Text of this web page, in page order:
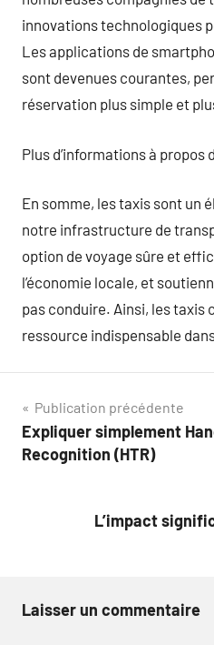
innovations technologiques
Les applications de
sont devenues courantes,
réservation plus simple et
Plus d’informations à propos
En somme, les taxis sont un
notre infrastructure de
option de voyage sûre et
l’économie locale, et
pas conduire. Ainsi, les taxis
ressource indispensable
Navigation
de
Publication précédente
Expliquer simplement
Recognition (HTR)
L’impact
Laisser un commentaire